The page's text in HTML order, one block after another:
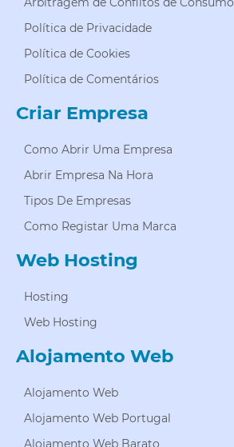
Política de Privacidade
Política de Cookies
Política de Comentários
Criar Empresa
Como Abrir Uma Empresa
Abrir Empresa Na Hora
Tipos De Empresas
Como Registar Uma Marca
Web Hosting
Hosting
Web Hosting
Alojamento Web
Alojamento Web
Alojamento Web Portugal
Alojamento Web Barato